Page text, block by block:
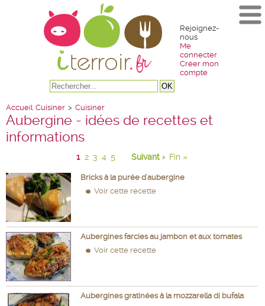
Rejoignez-
nous
Me
connecter
Créer mon
compte
Accueil Cuisiner > Cuisiner
Aubergine - idées de recettes et
informations
1 2 3 4 5 Suivant › Fin »
Bricks à la purée d'aubergine
Voir cette recette
Aubergines farcies au jambon et aux tomates
Voir cette recette
Aubergines gratinées à la mozzarella di bufala